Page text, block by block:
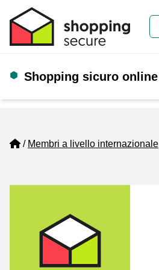
Shopping sicuro online
Home
Membri a livello internazionale